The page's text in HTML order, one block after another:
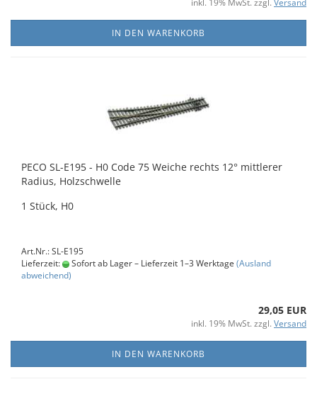
inkl. 19% MwSt. zzgl. Versand
IN DEN WARENKORB
PECO SL-E195 - H0 Code 75 Weiche rechts 12° mittlerer
Radius, Holzschwelle
1 Stück, H0
Art.Nr.: SL-E195
Lieferzeit:
Sofort ab Lager – Lieferzeit 1–3 Werktage (Ausland
abweichend)
29,05 EUR
inkl. 19% MwSt. zzgl. Versand
IN DEN WARENKORB